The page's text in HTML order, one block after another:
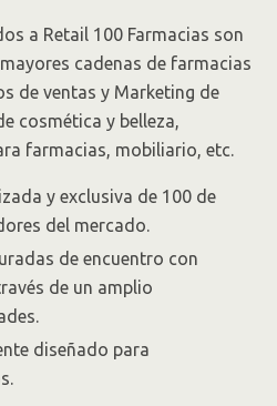
a Retail 100 Farmacias son
cadenas de farmacias
de ventas y Marketing de
cosmética y belleza,
farmacias, mobiliario, etc.
y exclusiva de 100 de
del mercado.
de encuentro con
de un amplio
diseñado para